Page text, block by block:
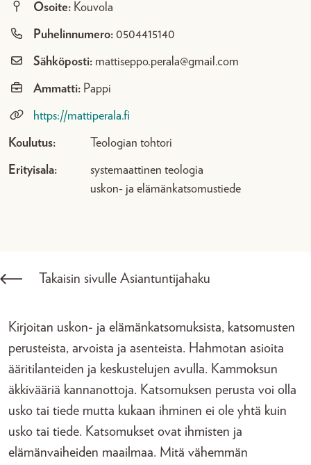
Osoite: Kouvola
Puhelinnumero: 0504415140
Sähköposti: mattiseppo.perala@gmail.com
Ammatti: Pappi
https://mattiperala.fi
Koulutus: Teologian tohtori
Erityisala:
systemaattinen teologia
uskon- ja elämänkatsomustiede
Takaisin sivulle Asiantuntijahaku
Kirjoitan uskon- ja elämänkatsomuksista, katsomusten
perusteista, arvoista ja asenteista. Hahmotan asioita
ääritilanteiden ja keskustelujen avulla. Kammoksun
äkkivääriä kannanottoja. Katsomuksen perusta voi olla
usko tai tiede mutta kukaan ihminen ei ole yhtä kuin
usko tai tiede. Katsomukset ovat ihmisten ja
elämänvaiheiden maailmaa. Mitä vähemmän